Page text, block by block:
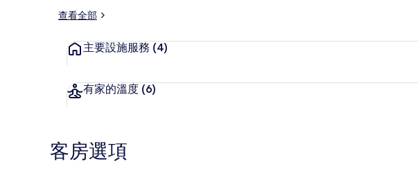
查看全部
主要設施服務 (4)
有家的溫度 (6)
客房選項